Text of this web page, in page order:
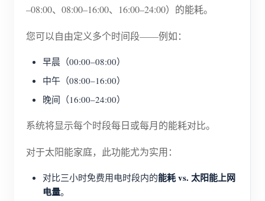
–08:00、08:00–16:00、16:00–24:00）的能耗。
您可以自由定义多个时间段——例如：
早晨（00:00–08:00）
中午（08:00–16:00）
晚间（16:00–24:00）
系统将显示每个时段每日或每月的能耗对比。
对于太阳能家庭，此功能尤为实用：
对比三小时免费用电时段内的能耗 vs. 太阳能上网
电量。